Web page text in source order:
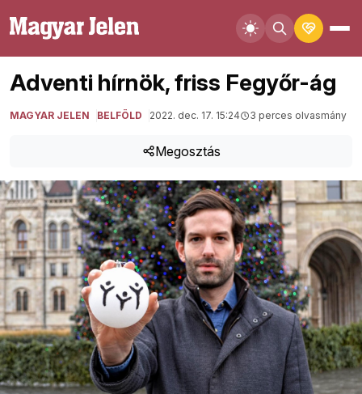
Adventi hírnök, friss Fegyőr-ág
MAGYAR JELEN BELFÖLD 2022. dec. 17. 15:24 3 perces olvasmány
Megosztás